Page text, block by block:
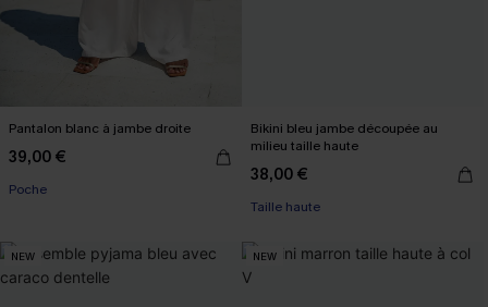
Pantalon blanc à jambe droite
39,00 €
Poche
Bikini bleu jambe découpée au
milieu taille haute
38,00 €
Taille haute
NEW NEW